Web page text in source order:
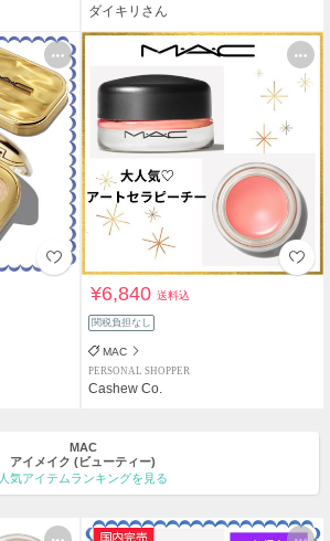
ダイキリさん
¥6,840送料込
関税負担なし
MAC
PERSONAL SHOPPER
Cashew Co.
MAC
アイメイク (ビューティー)
人気アイテムランキングを見る